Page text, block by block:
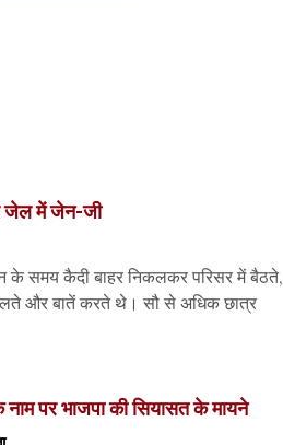
जेल में जेन-जी
के समय कैदी बाहर निकलकर परिसर में बैठते,
और बातें करते थे। सौ से अधिक छात्र
पर भाजपा की सियासत के मायने